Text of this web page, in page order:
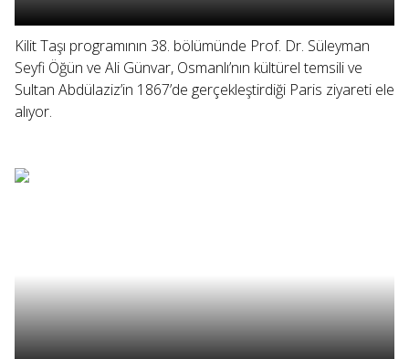
Kilit Taşı programının 38. bölümünde Prof. Dr. Süleyman
Seyfi Öğün ve Ali Günvar, Osmanlı’nın kültürel temsili ve
Sultan Abdülaziz’in 1867’de gerçekleştirdiği Paris ziyareti ele
alıyor.